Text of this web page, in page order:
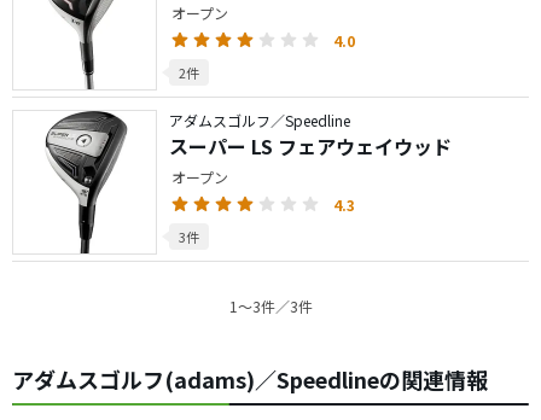
オープン
4.0
2件
アダムスゴルフ／Speedline
スーパー LS フェアウェイウッド
オープン
4.3
3件
1〜3件／3件
アダムスゴルフ(adams)／Speedlineの関連情報